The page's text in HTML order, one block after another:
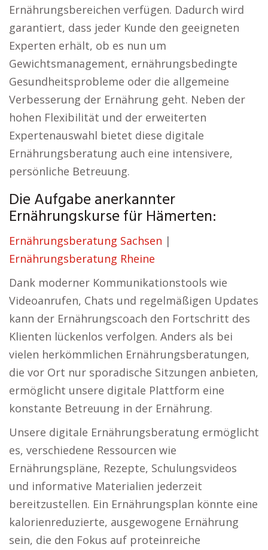
Ernährungsbereichen verfügen. Dadurch wird
garantiert, dass jeder Kunde den geeigneten
Experten erhält, ob es nun um
Gewichtsmanagement, ernährungsbedingte
Gesundheitsprobleme oder die allgemeine
Verbesserung der Ernährung geht. Neben der
hohen Flexibilität und der erweiterten
Expertenauswahl bietet diese digitale
Ernährungsberatung auch eine intensivere,
persönliche Betreuung.
Die Aufgabe anerkannter
Ernährungskurse für Hämerten:
Ernährungsberatung Sachsen |
Ernährungsberatung Rheine
Dank moderner Kommunikationstools wie
Videoanrufen, Chats und regelmäßigen Updates
kann der Ernährungscoach den Fortschritt des
Klienten lückenlos verfolgen. Anders als bei
vielen herkömmlichen Ernährungsberatungen,
die vor Ort nur sporadische Sitzungen anbieten,
ermöglicht unsere digitale Plattform eine
konstante Betreuung in der Ernährung.
Unsere digitale Ernährungsberatung ermöglicht
es, verschiedene Ressourcen wie
Ernährungspläne, Rezepte, Schulungsvideos
und informative Materialien jederzeit
bereitzustellen. Ein Ernährungsplan könnte eine
kalorienreduzierte, ausgewogene Ernährung
sein, die den Fokus auf proteinreiche